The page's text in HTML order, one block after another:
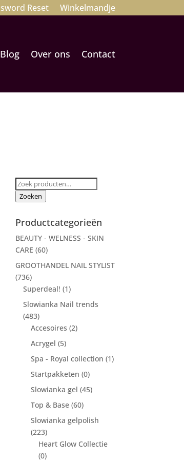
Reset Winkelmandje
Over ons Contact
Zoeken
naar:
Zoeken
Productcategorieën
BEAUTY - WELNESS - SKIN
CARE (60)
GROOTHANDEL NAIL STYLIST
(736)
Superdeal! (1)
Slowianka Nail trends
(483)
Accesoires (2)
Acrygel (5)
Spa - Royal collection (1)
Startpakketen (0)
Slowianka gel (45)
Top & Base (60)
Slowianka gelpolish
(223)
Heart Glow Collectie
(0)